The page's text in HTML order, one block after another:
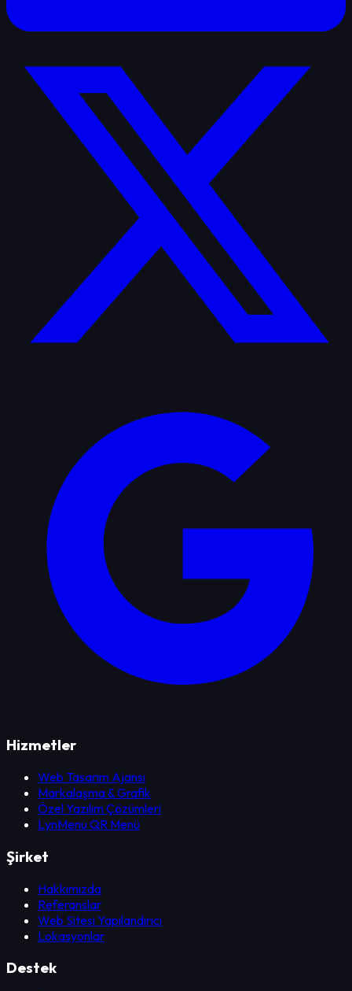
Hizmetler
Web Tasarım Ajansı
Markalaşma & Grafik
Özel Yazılım Çözümleri
LynMenu QR Menü
Şirket
Hakkımızda
Referanslar
Web Sitesi Yapılandırıcı
Lokasyonlar
Destek